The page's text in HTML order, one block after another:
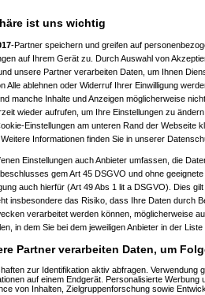
ist uns wichtig
-Partner speichern und greifen auf
auf Ihrem Gerät zu. Durch Auswahl von
unsere Partner verarbeiten Daten, um Ihnen
Alle ablehnen oder Widerruf Ihrer Einwilligung
manche Inhalte und Anzeigen möglicherweise
wieder aufrufen, um Ihre Einstellungen zu
Einstellungen am unteren Rand der Webseite
Informationen finden Sie in unserer
Einstellungen auch Anbieter umfassen, die
gem Art 45 DSGVO und ohne
auch hierfür (Art 49 Abs 1 lit a DSGVO). Dies
insbesondere das Risiko, dass Ihre Daten durch
verarbeitet werden können, möglicherweise
in dem Sie bei dem jeweiligen Anbieter in der
Partner verarbeiten Daten, um
zur Identifikation aktiv abfragen. Verwendung
auf einem Endgerät. Personalisierte Werbung
von Inhalten, Zielgruppenforschung sowie